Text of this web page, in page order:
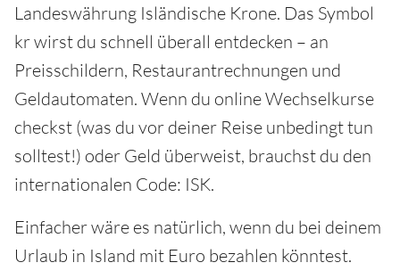
Landeswährung Isländische Krone. Das Symbol
kr wirst du schnell überall entdecken – an
Preisschildern, Restaurantrechnungen und
Geldautomaten. Wenn du online Wechselkurse
checkst (was du vor deiner Reise unbedingt tun
solltest!) oder Geld überweist, brauchst du den
internationalen Code: ISK.
Einfacher wäre es natürlich, wenn du bei deinem
Urlaub in Island mit Euro bezahlen könntest.